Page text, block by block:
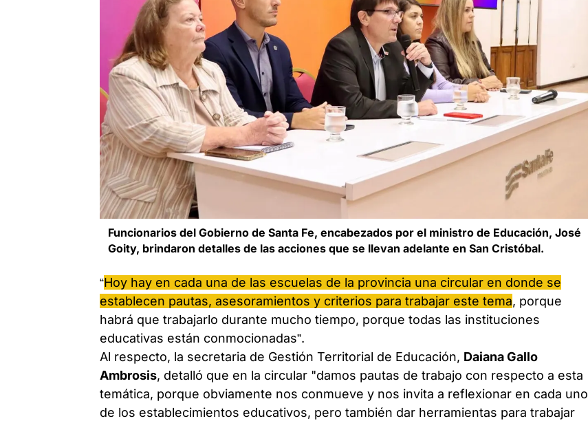
Funcionarios del Gobierno de Santa Fe, encabezados por el ministro de Educación, José
Goity, brindaron detalles de las acciones que se llevan adelante en San Cristóbal.
“Hoy hay en cada una de las escuelas de la provincia una circular en donde se
establecen pautas, asesoramientos y criterios para trabajar este tema, porque
habrá que trabajarlo durante mucho tiempo, porque todas las instituciones
educativas están conmocionadas”.
Al respecto, la secretaria de Gestión Territorial de Educación, Daiana Gallo
Ambrosis, detalló que en la circular "damos pautas de trabajo con respecto a esta
temática, porque obviamente nos conmueve y nos invita a reflexionar en cada uno
de los establecimientos educativos, pero también dar herramientas para trabajar